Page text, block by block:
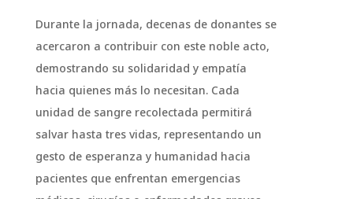
Durante la jornada, decenas de donantes se
acercaron a contribuir con este noble acto,
demostrando su solidaridad y empatía
hacia quienes más lo necesitan. Cada
unidad de sangre recolectada permitirá
salvar hasta tres vidas, representando un
gesto de esperanza y humanidad hacia
pacientes que enfrentan emergencias